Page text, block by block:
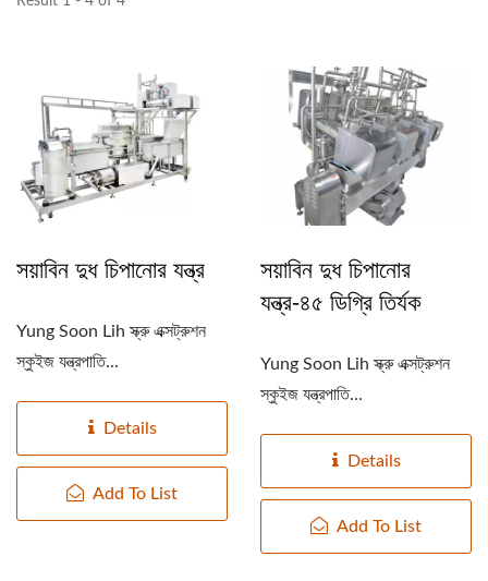
সয়াবিন দুধ চিপানোর যন্ত্র
Yung Soon Lih স্ক্রু এক্সট্রুশন
স্কুইজ যন্ত্রপাতি...
Details
Add To List
সয়াবিন দুধ চিপানোর
যন্ত্র-৪৫ ডিগ্রি তির্যক
Yung Soon Lih স্ক্রু এক্সট্রুশন
স্কুইজ যন্ত্রপাতি...
Details
Add To List